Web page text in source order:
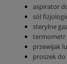
aspirator
sól
sterylne
termometr
przewijak
proszek